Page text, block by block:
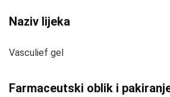
Naziv lijeka
Vasculief gel
Farmaceutski oblik i